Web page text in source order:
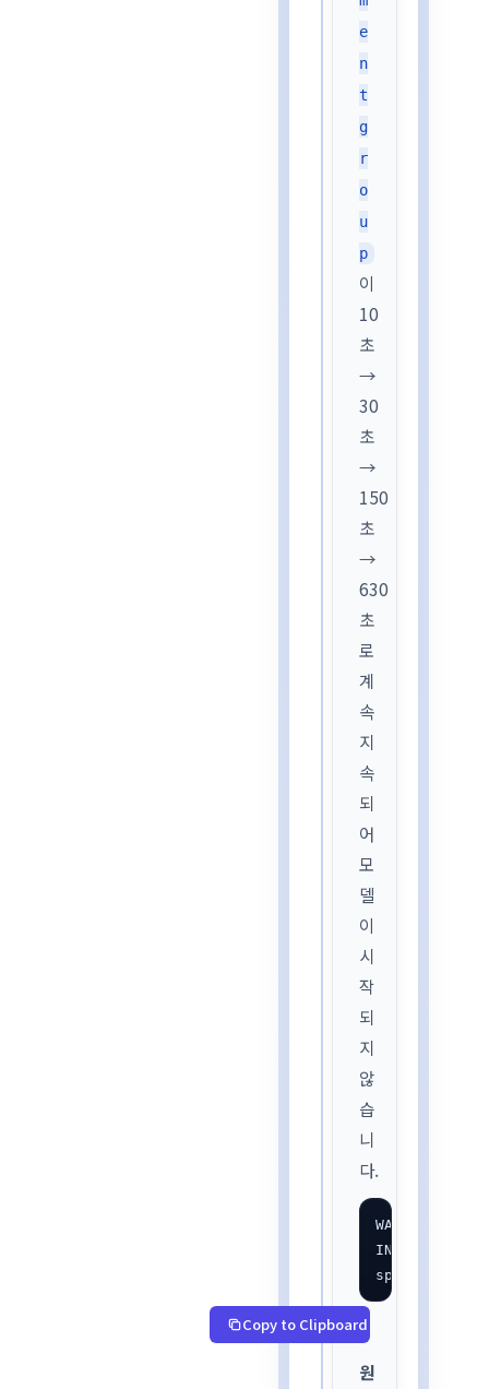
e
n
t
g
r
o
u
p
이
10
초
→
30
초
→
150
초
→
630
초
로
계
속
지
속
되
어
모
델
이
시
작
되
지
않
습
니
다.
WARNING:
INFO:
Copy to Clipboard
원